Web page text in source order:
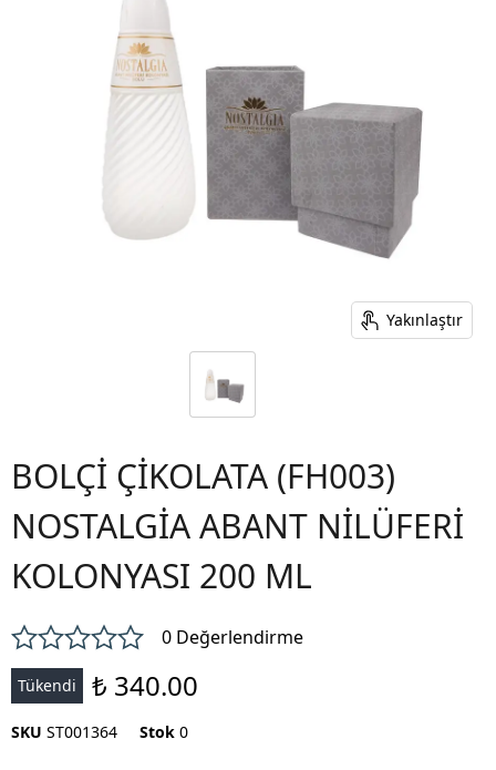
Yakınlaştır
BOLÇİ ÇİKOLATA (FH003)
NOSTALGİA ABANT NİLÜFERİ
KOLONYASI 200 ML
0 Değerlendirme
Tükendi ₺ 340.00
SKU ST001364 Stok 0